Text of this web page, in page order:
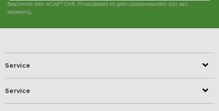
Beschermd door reCAPTCHA. Privacybeleid en gebruiksvoorwaarden zijn van
toepassing.
Service
Service